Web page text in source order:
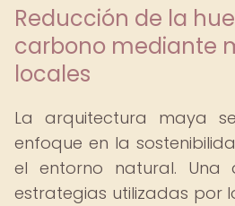
Reducción de la
carbono mediante
locales
La arquitectura maya
enfoque en la
el entorno natural. Una
estrategias utilizadas por